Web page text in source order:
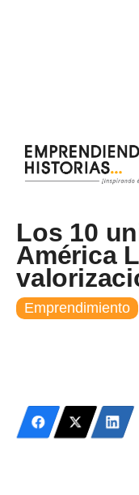
contenido
Los 10
América
Emprendimiento